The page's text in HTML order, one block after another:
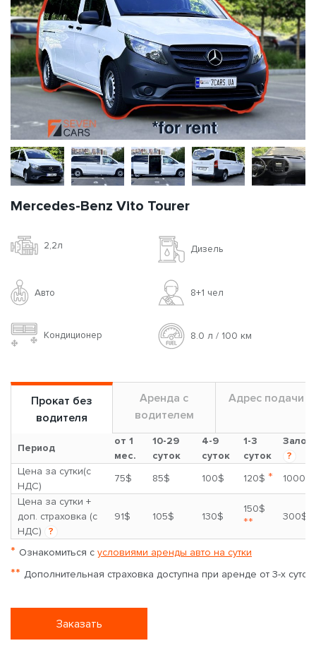
Mercedes-Benz Vito Tourer
2,2л Дизель
Авто 8+1 чел
Кондиционер 8.0 л / 100 км
Прокат без
водителя
Аренда с
водителем
Адрес подачи
Период
от 1
мес.
10-29
суток
4-9
суток
1-3
суток
Залог
?
Цена за сутки(с
НДС)
75$ 85$ 100$ 120$ *
1000$
Цена за сутки +
доп. страховка (с
НДС)
?
91$ 105$ 130$
150$
** 300$
* Ознакомиться с условиями аренды авто на сутки
** Дополнительная страховка доступна при аренде от 3-х суток
Заказать